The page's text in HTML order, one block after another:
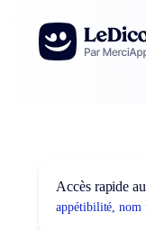
Aller au contenu
Accès rapide
appétibilité, nom